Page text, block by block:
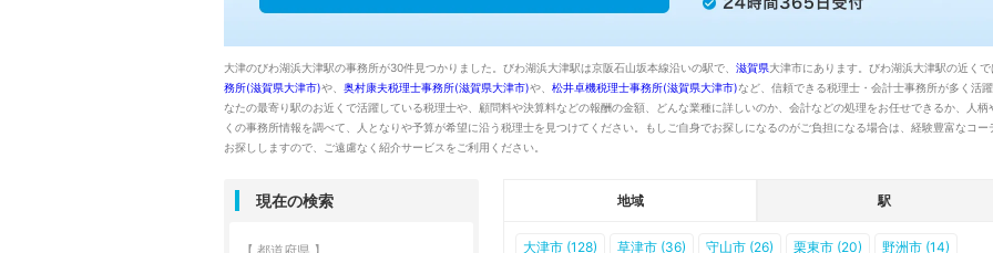
大津のびわ湖浜大津駅の事務所が30件見つかりました。びわ湖浜大津駅は京阪石山坂本線沿いの駅で、 滋賀県大津市にあります。びわ湖浜大津駅の近く
務所(滋賀県大津市)や、 奥村康夫税理士事務所(滋賀県大津市)や、 松井卓機税理士事務所(滋賀県大津市)など、信頼できる税理士・会計士事務所が多く活
なたの最寄り駅のお近くで活躍している税理士や、顧問料や決算料などの報酬の金額、どんな業種に詳しいのか、会計などの処理をお任せできるか、人
くの事務所情報を調べて、人となりや予算が希望に沿う税理士を見つけてください。もしご自身でお探しになるのがご負担になる場合は、経験豊富なコ
お探ししますので、ご遠慮なく紹介サービスをご利用ください。
地域 駅
大津市 (128) 草津市 (36) 守山市 (26) 栗東市 (20) 野洲市 (14)
現在の検索